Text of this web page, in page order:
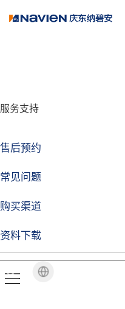
服务支持
售后预约
常见问题
购买渠道
资料下载
品牌故事
技术实力
企业动态
焦点注册Life
品牌视角